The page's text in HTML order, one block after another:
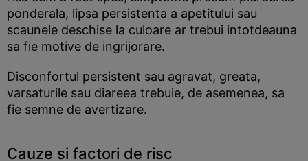
ponderala, lipsa persistenta a apetitului sau
scaunele deschise la culoare ar trebui intotdeauna
sa fie motive de ingrijorare.
Disconfortul persistent sau agravat, greata,
varsaturile sau diareea trebuie, de asemenea, sa
fie semne de avertizare.
Cauze si factori de risc